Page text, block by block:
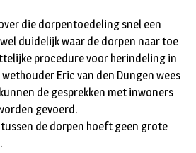
die dorpentoedeling snel een
duidelijk waar de dorpen naar toe
procedure voor herindeling in
Eric van den Dungen wees
de gesprekken met inwoners
gevoerd.
de dorpen hoeft geen grote